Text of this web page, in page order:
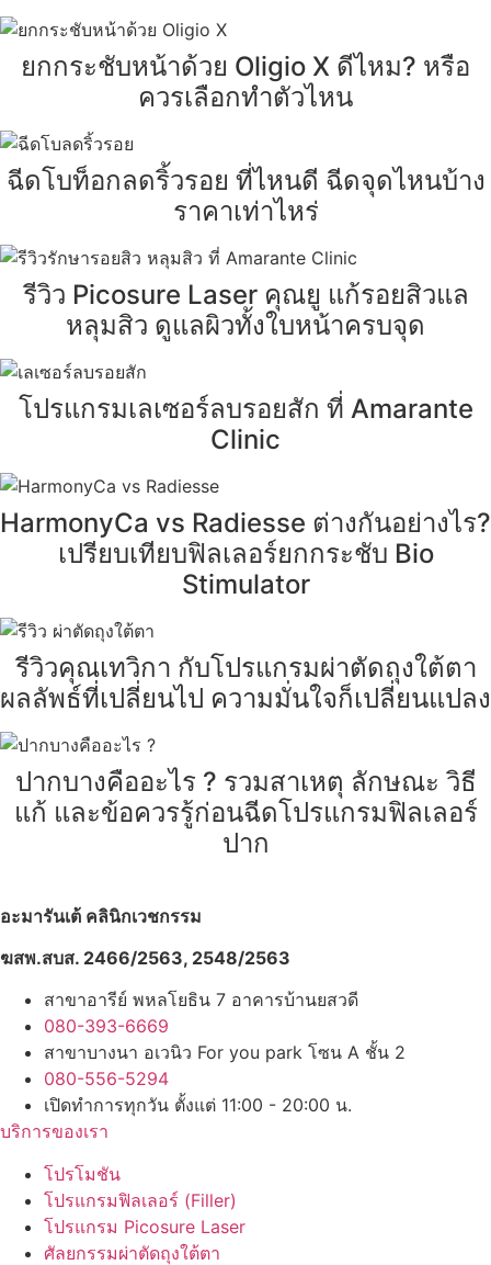
ยกกระชับหน้าด้วย Oligio X ดีไหม? หรือ
ควรเลือกทำตัวไหน
ฉีดโบท็อกลดริ้วรอย ที่ไหนดี ฉีดจุดไหนบ้าง
ราคาเท่าไหร่
รีวิว Picosure Laser คุณยู แก้รอยสิวแล
หลุมสิว ดูแลผิวทั้งใบหน้าครบจุด
โปรแกรมเลเซอร์ลบรอยสัก ที่ Amarante
Clinic
HarmonyCa vs Radiesse ต่างกันอย่างไร?
เปรียบเทียบฟิลเลอร์ยกกระชับ Bio
Stimulator
รีวิวคุณเทวิกา กับโปรแกรมผ่าตัดถุงใต้ตา
ผลลัพธ์ที่เปลี่ยนไป ความมั่นใจก็เปลี่ยนแปลง
ปากบางคืออะไร ? รวมสาเหตุ ลักษณะ วิธี
แก้ และข้อควรรู้ก่อนฉีดโปรแกรมฟิลเลอร์
ปาก
อะมารันเต้ คลินิกเวชกรรม
ฆสพ.สบส. 2466/2563, 2548/2563
สาขาอารีย์ พหลโยธิน 7 อาคารบ้านยสวดี
080-393-6669
สาขาบางนา อเวนิว For you park โซน A ชั้น 2
080-556-5294
เปิดทำการทุกวัน ตั้งแต่ 11:00 - 20:00 น.
บริการของเรา
โปรโมชัน
โปรแกรมฟิลเลอร์ (Filler)
โปรแกรม Picosure Laser
ศัลยกรรมผ่าตัดถุงใต้ตา